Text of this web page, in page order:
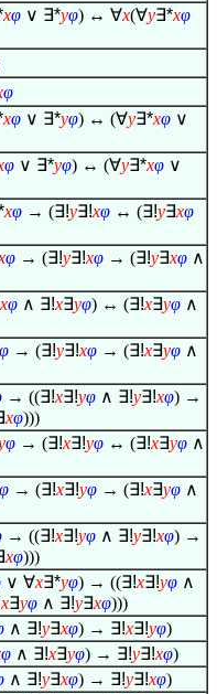
xφ ∨ ∃*yφ) ↔ ∀x(∀y∃*xφ
φ
xφ ∨ ∃*yφ) ↔ (∀y∃*xφ ∨
φ ∨ ∃*yφ) ↔ (∀y∃*xφ ∨
xφ → (∃!y∃!xφ ↔ (∃!y∃xφ
φ → (∃!y∃!xφ → (∃!y∃xφ ∧
xφ ∧ ∃!x∃yφ) ↔ (∃!x∃yφ ∧
φ → (∃!y∃!xφ → (∃!x∃yφ ∧
→ ((∃!x∃!yφ ∧ ∃!y∃!xφ) →
xφ)))
φ → (∃!x∃!yφ ↔ (∃!x∃yφ ∧
φ → (∃!x∃!yφ → (∃!x∃yφ ∧
→ ((∃!x∃!yφ ∧ ∃!y∃!xφ) →
xφ)))
∨ ∀x∃*yφ) → ((∃!x∃!yφ ∧
x∃yφ ∧ ∃!y∃xφ)))
∧ ∃!y∃xφ) → ∃!x∃!yφ)
φ ∧ ∃!x∃yφ) → ∃!y∃!xφ)
∧ ∃!y∃xφ) → ∃!y∃!xφ)